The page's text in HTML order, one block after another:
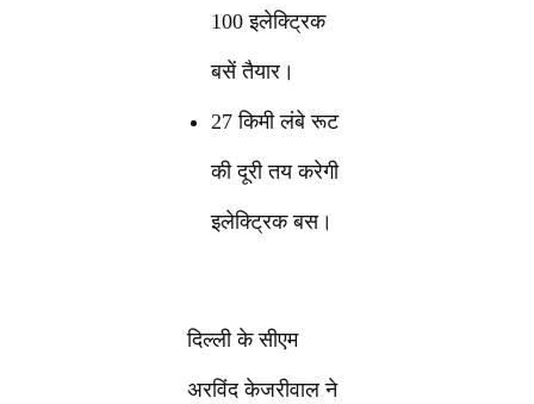
100 इलेक्ट्रिक
बसें तैयार।
27 किमी लंबे रूट
की दूरी तय करेगी
इलेक्ट्रिक बस।
दिल्ली के सीएम
अरविंद केजरीवाल ने